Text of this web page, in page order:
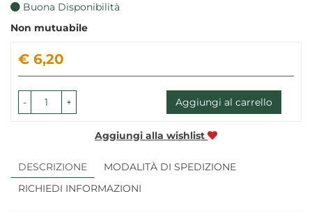
Buona Disponibilità
Non mutuabile
Prezzo
€ 6,20
- + Aggiungi al carrello
Aggiungi alla wishlist
DESCRIZIONE
MODALITÀ DI SPEDIZIONE
RICHIEDI INFORMAZIONI